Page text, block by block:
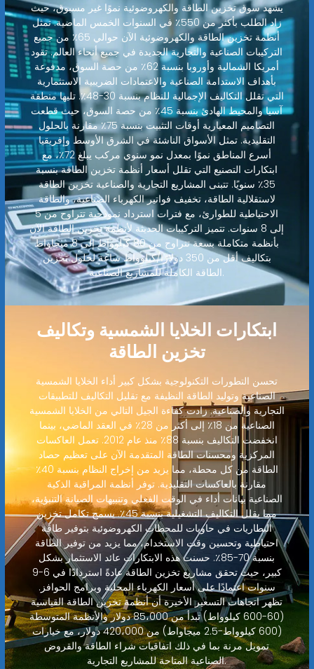
يشهد سوق تخزين الطاقة والكهروضوئية نموًا غير مسبوق، حيث
زاد الطلب بأكثر من 550٪ في السنوات الخمس الماضية. تمثل
أنظمة تخزين الطاقة والكهروضوئية الآن حوالي 65٪ من جميع
التركيبات الصناعية والتجارية الجديدة في جميع أنحاء العالم. تقود
أمريكا الشمالية وأوروبا بنسبة 62٪ من حصة السوق، مدفوعة
بأهداف الاستدامة الصناعية والاعتمادات الضريبية الاستثمارية
التي تقلل التكاليف الإجمالية للنظام بنسبة 30-48٪. تليها منطقة
آسيا والمحيط الهادئ بنسبة 45٪ من حصة السوق، حيث قطعت
التصاميم المعيارية أوقات التثبيت بنسبة 75٪ مقارنة بالحلول
التقليدية. تمثل الأسواق الناشئة في الشرق الأوسط وإفريقيا
أسرع المناطق نموًا بمعدل نمو سنوي مركب يبلغ 72٪، مع
ابتكارات التصنيع التي تقلل أسعار أنظمة تخزين الطاقة بنسبة
35٪ سنويًا. تتبنى المشاريع التجارية والصناعية تخزين الطاقة
لاستقلالية الطاقة، تخفيف فواتير الكهرباء الصناعية، والطاقة
الاحتياطية للطوارئ، مع فترات استرداد نموذجية تتراوح من 5
إلى 8 سنوات. تتميز التركيبات الحديثة لأنظمة تخزين الطاقة الآن
بأنظمة متكاملة بسعة تتراوح من 80 كيلوواط إلى 8 ميجاواط
بتكاليف أقل من 350 دولارًا/كيلوواط ساعة لحلول تخزين
الطاقة الكاملة للمشاريع الصناعية.
ابتكارات الخلايا الشمسية وتكاليف
تخزين الطاقة
تحسن التطورات التكنولوجية بشكل كبير أداء الخلايا الشمسية
الصناعية وتوليد الطاقة النظيفة مع تقليل التكاليف للتطبيقات
التجارية والصناعية. زادت كفاءة الجيل التالي من الخلايا الشمسية
الصناعية من 18٪ إلى أكثر من 28٪ في العقد الماضي، بينما
انخفضت التكاليف بنسبة 88٪ منذ عام 2012. تعمل العاكسات
المركزية ومحسنات الطاقة المتقدمة الآن على تعظيم حصاد
الطاقة من كل محطة، مما يزيد من إخراج النظام بنسبة 40٪
مقارنة بالعاكسات التقليدية. توفر أنظمة المراقبة الذكية
الصناعية بيانات أداء في الوقت الفعلي وتنبيهات الصيانة التنبؤية،
مما يقلل التكاليف التشغيلية بنسبة 45٪. يسمح تكامل تخزين
البطاريات في حاويات للمحطات الكهروضوئية بتوفير طاقة
احتياطية وتحسين وقت الاستخدام، مما يزيد من توفير الطاقة
بنسبة 70-85٪. حسنت هذه الابتكارات عائد الاستثمار بشكل
كبير، حيث تحقق مشاريع تخزين الطاقة عادةً استردادًا في 6-9
سنوات اعتمادًا على أسعار الكهرباء المحلية وبرامج الحوافز.
تظهر اتجاهات التسعير الأخيرة أن أنظمة تخزين الطاقة القياسية
(60-600 كيلوواط) تبدأ من 85،000 دولار والأنظمة المتوسطة
(600 كيلوواط-2.5 ميجاواط) من 420،000 دولار، مع خيارات
تمويل مرنة بما في ذلك اتفاقيات شراء الطاقة والقروض
الصناعية المتاحة للمشاريع التجارية.